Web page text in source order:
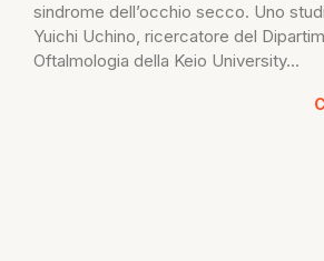
sindrome dell’occhio secco. Uno
Yuichi Uchino, ricercatore del
Oftalmologia della Keio University...